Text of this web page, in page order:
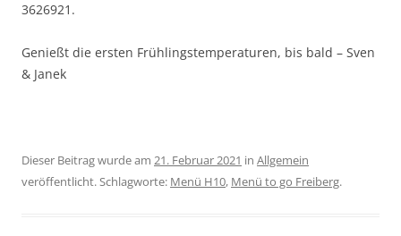
3626921.
Genießt die ersten Frühlingstemperaturen, bis bald – Sven
& Janek
Dieser Beitrag wurde am 21. Februar 2021 in Allgemein
veröffentlicht. Schlagworte: Menü H10, Menü to go Freiberg.